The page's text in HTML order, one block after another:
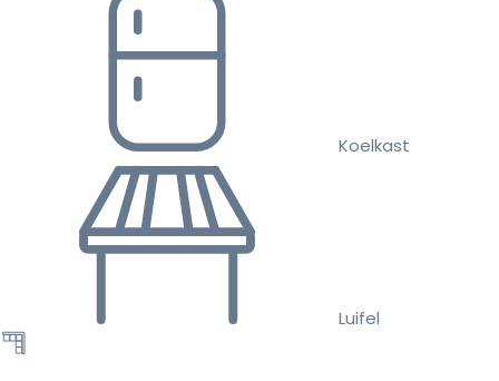
Koelkast
Luifel